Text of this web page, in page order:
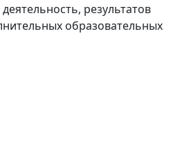
результатов
образовательных